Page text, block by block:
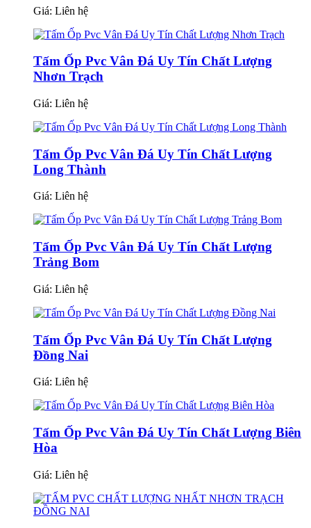
Giá: Liên hệ
Tấm Ốp Pvc Vân Đá Uy Tín Chất Lượng
Nhơn Trạch
Giá: Liên hệ
Tấm Ốp Pvc Vân Đá Uy Tín Chất Lượng
Long Thành
Giá: Liên hệ
Tấm Ốp Pvc Vân Đá Uy Tín Chất Lượng
Trảng Bom
Giá: Liên hệ
Tấm Ốp Pvc Vân Đá Uy Tín Chất Lượng
Đồng Nai
Giá: Liên hệ
Tấm Ốp Pvc Vân Đá Uy Tín Chất Lượng Biên
Hòa
Giá: Liên hệ